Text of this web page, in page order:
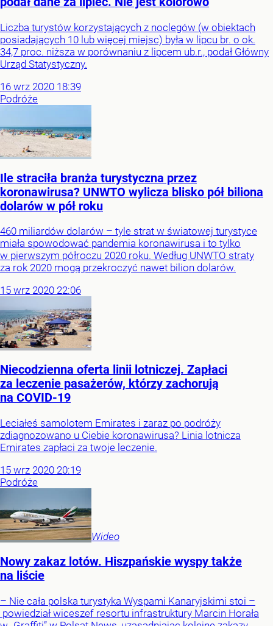
Liczba turystów korzystających z noclegów (w obiektach
posiadających 10 lub więcej miejsc) była w lipcu br. o ok.
34,7 proc. niższa w porównaniu z lipcem ub.r., podał Główny
Urząd Statystyczny.
16 wrz 2020 18:39
Podróże
Ile straciła branża turystyczna przez
koronawirusa? UNWTO wylicza blisko pół biliona
dolarów w pół roku
460 miliardów dolarów – tyle strat w światowej turystyce
miała spowodować pandemia koronawirusa i to tylko
w pierwszym półroczu 2020 roku. Według UNWTO straty
za rok 2020 mogą przekroczyć nawet bilion dolarów.
15 wrz 2020 22:06
Niecodzienna oferta linii lotniczej. Zapłaci
za leczenie pasażerów, którzy zachorują
na COVID-19
Leciałeś samolotem Emirates i zaraz po podróży
zdiagnozowano u Ciebie koronawirusa? Linia lotnicza
Emirates zapłaci za twoje leczenie.
15 wrz 2020 20:19
Podróże
Wideo
Nowy zakaz lotów. Hiszpańskie wyspy także
na liście
– Nie cała polska turystyka Wyspami Kanaryjskimi stoi –
powiedział wiceszef resortu infrastruktury Marcin Horała